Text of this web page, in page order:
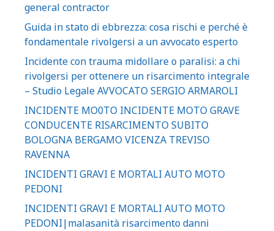
general contractor
Guida in stato di ebbrezza: cosa rischi e perché è
fondamentale rivolgersi a un avvocato esperto
Incidente con trauma midollare o paralisi: a chi
rivolgersi per ottenere un risarcimento integrale
– Studio Legale AVVOCATO SERGIO ARMAROLI
INCIDENTE MO0TO INCIDENTE MOTO GRAVE
CONDUCENTE RISARCIMENTO SUBITO
BOLOGNA BERGAMO VICENZA TREVISO
RAVENNA
INCIDENTI GRAVI E MORTALI AUTO MOTO
PEDONI
INCIDENTI GRAVI E MORTALI AUTO MOTO
PEDONI|malasanità risarcimento danni